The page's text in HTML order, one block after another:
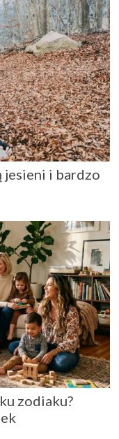
i bardzo
zodiaku?